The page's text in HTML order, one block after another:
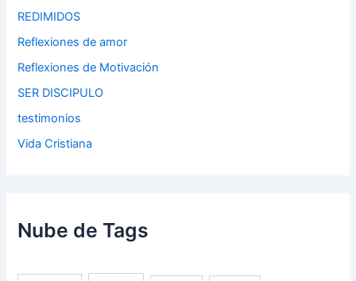
REDIMIDOS
Reflexiones de amor
Reflexiones de Motivación
SER DISCIPULO
testimonios
Vida Cristiana
Nube de Tags